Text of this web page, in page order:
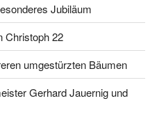
Jubiläum
Christoph 22
umgestürzten Bäumen
Gerhard Jauernig und